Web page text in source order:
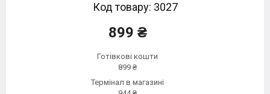
Код товару: 3027
899 ₴
Готівкові кошти
899 ₴
Термінал в магазині